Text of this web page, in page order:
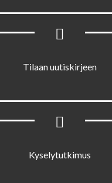
Tilaan uutiskirjeen
Kyselytutkimus